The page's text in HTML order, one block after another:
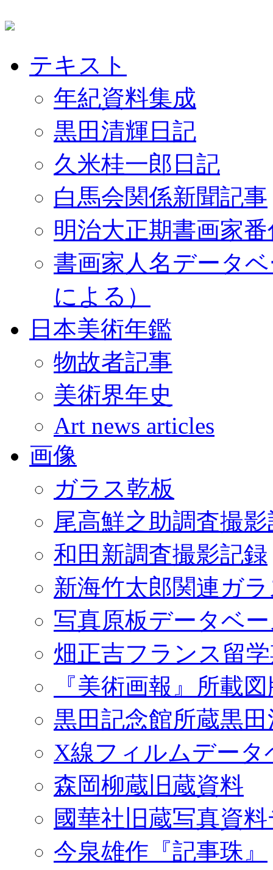
テキスト
年紀資料集成
黒田清輝日記
久米桂一郎日記
白馬会関係新聞記事
明治大正期書画家
書画家人名データ
による）
日本美術年鑑
物故者記事
美術界年史
Art news articles
画像
ガラス乾板
尾高鮮之助調査撮
和田新調査撮影記録
新海竹太郎関連ガ
写真原板データベ
畑正吉フランス留
『美術画報』所載
黒田記念館所蔵黒
X線フィルムデータ
森岡柳蔵旧蔵資料
國華社旧蔵写真資
今泉雄作『記事珠』